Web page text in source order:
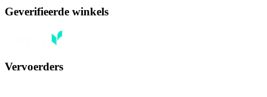
Geverifieerde winkels
Vervoerders